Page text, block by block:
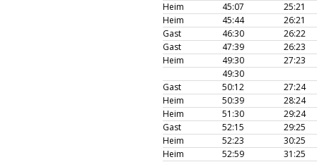
Heim
45:07
25:21
Heim
45:44
26:21
Gast
46:30
26:22
Gast
47:39
26:23
Heim
49:30
27:23
49:30
Gast
50:12
27:24
Heim
50:39
28:24
Heim
51:30
29:24
Gast
52:15
29:25
Heim
52:23
30:25
Heim
52:59
31:25